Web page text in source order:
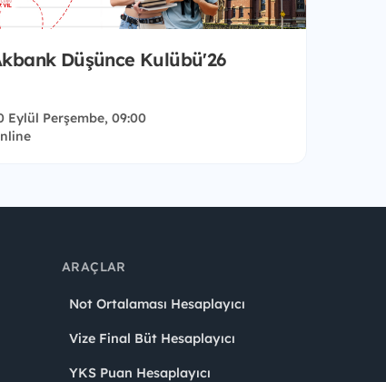
Düşünce Kulübü'26
Eylül Perşembe, 09:00
ARAÇLAR
Not Ortalaması Hesaplayıcı
Vize Final Büt Hesaplayıcı
YKS Puan Hesaplayıcı